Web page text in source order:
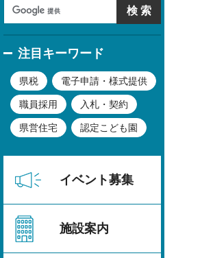
注目キーワード
県税 電子申請・様式提供
職員採用 入札・契約
県営住宅 認定こども園
イベント募集
施設案内